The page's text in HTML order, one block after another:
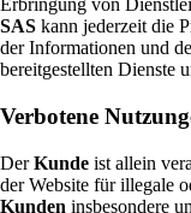
Erbringung von
SAS kann jederzeit die
der Informationen und
bereitgestellten Dienste
Verbotene
DerKunde ist allein
der Website für illegale
Kunden insbesondere